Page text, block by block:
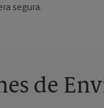
segura.
de